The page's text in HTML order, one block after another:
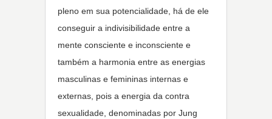
pleno em sua potencialidade, há de ele
conseguir a indivisibilidade entre a
mente consciente e inconsciente e
também a harmonia entre as energias
masculinas e femininas internas e
externas, pois a energia da contra
sexualidade, denominadas por Jung